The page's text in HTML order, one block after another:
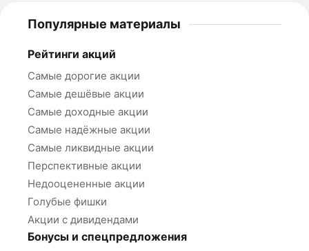
Популярные материалы
Рейтинги акций
Самые дорогие акции
Самые дешёвые акции
Самые доходные акции
Самые надёжные акции
Самые ликвидные акции
Перспективные акции
Недооцененные акции
Голубые фишки
Акции с дивидендами
Бонусы и спецпредложения